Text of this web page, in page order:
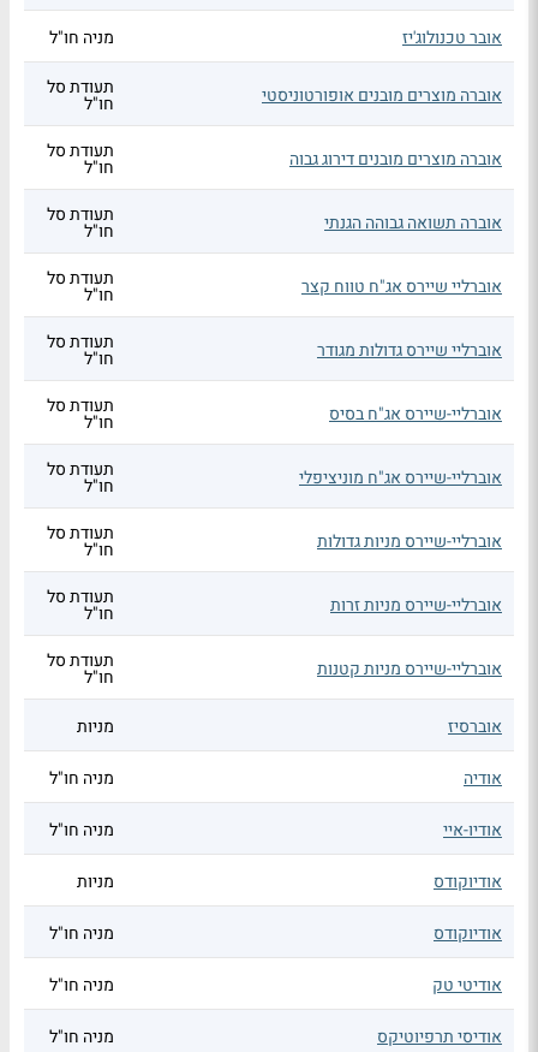
אובר טכנולוג'יז מניה חו"ל
אוברה מוצרים מובנים אופורטוניסטי תעודת סל
חו"ל
אוברה מוצרים מובנים דירוג גבוה תעודת סל
חו"ל
אוברה תשואה גבוהה הגנתי תעודת סל
חו"ל
אוברליי שיירס אג"ח טווח קצר תעודת סל
חו"ל
אוברליי שיירס גדולות מגודר תעודת סל
חו"ל
אוברליי-שיירס אג"ח בסיס תעודת סל
חו"ל
אוברליי-שיירס אג"ח מוניציפלי תעודת סל
חו"ל
אוברליי-שיירס מניות גדולות תעודת סל
חו"ל
אוברליי-שיירס מניות זרות תעודת סל
חו"ל
אוברליי-שיירס מניות קטנות תעודת סל
חו"ל
אוברסיז
מניות
אודיה מניה חו"ל
אודיו-איי מניה חו"ל
אודיוקודס מניות
אודיוקודס מניה חו"ל
אודיטי טק מניה חו"ל
אודיסי תרפיוטיקס מניה חו"ל